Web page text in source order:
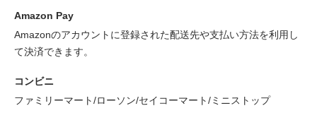
Amazon Pay
Amazonのアカウントに登録された配送先や支払い方法を利用し
て決済できます。
コンビニ
ファミリーマート/ローソン/セイコーマート/ミニストップ